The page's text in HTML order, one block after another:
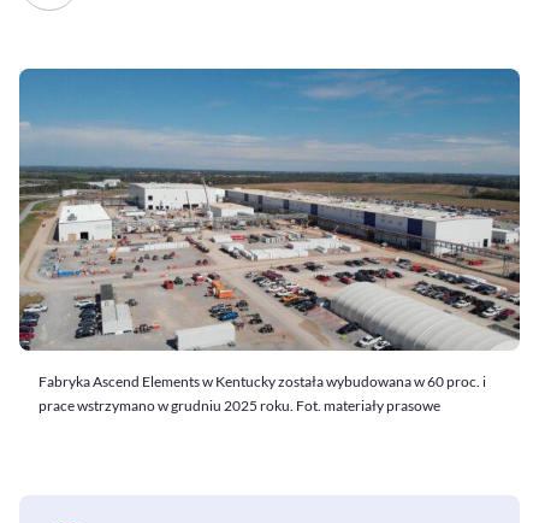
Fabryka Ascend Elements w Kentucky została wybudowana w 60 proc. i
prace wstrzymano w grudniu 2025 roku. Fot. materiały prasowe